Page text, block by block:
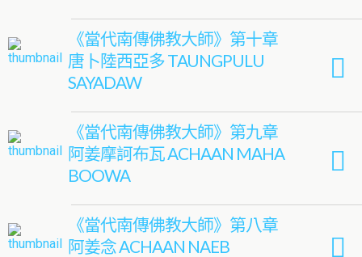
《當代南傳佛教大師》第十章
唐卜陸西亞多 TAUNGPULU
SAYADAW
《當代南傳佛教大師》第九章
阿姜摩訶布瓦 ACHAAN MAHA
BOOWA
《當代南傳佛教大師》第八章
阿姜念 ACHAAN NAEB